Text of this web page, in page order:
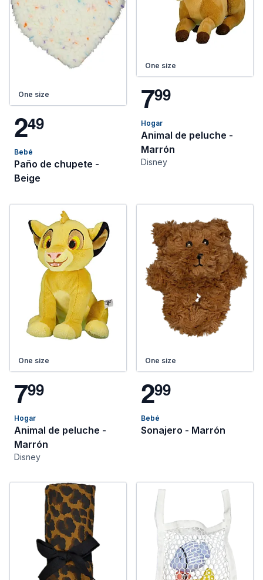
One size
249
Bebé
Paño de chupete -
Beige
One size
799
Hogar
Animal de peluche -
Marrón
Disney
One size
799
Hogar
Animal de peluche -
Marrón
Disney
One size
299
Bebé
Sonajero - Marrón